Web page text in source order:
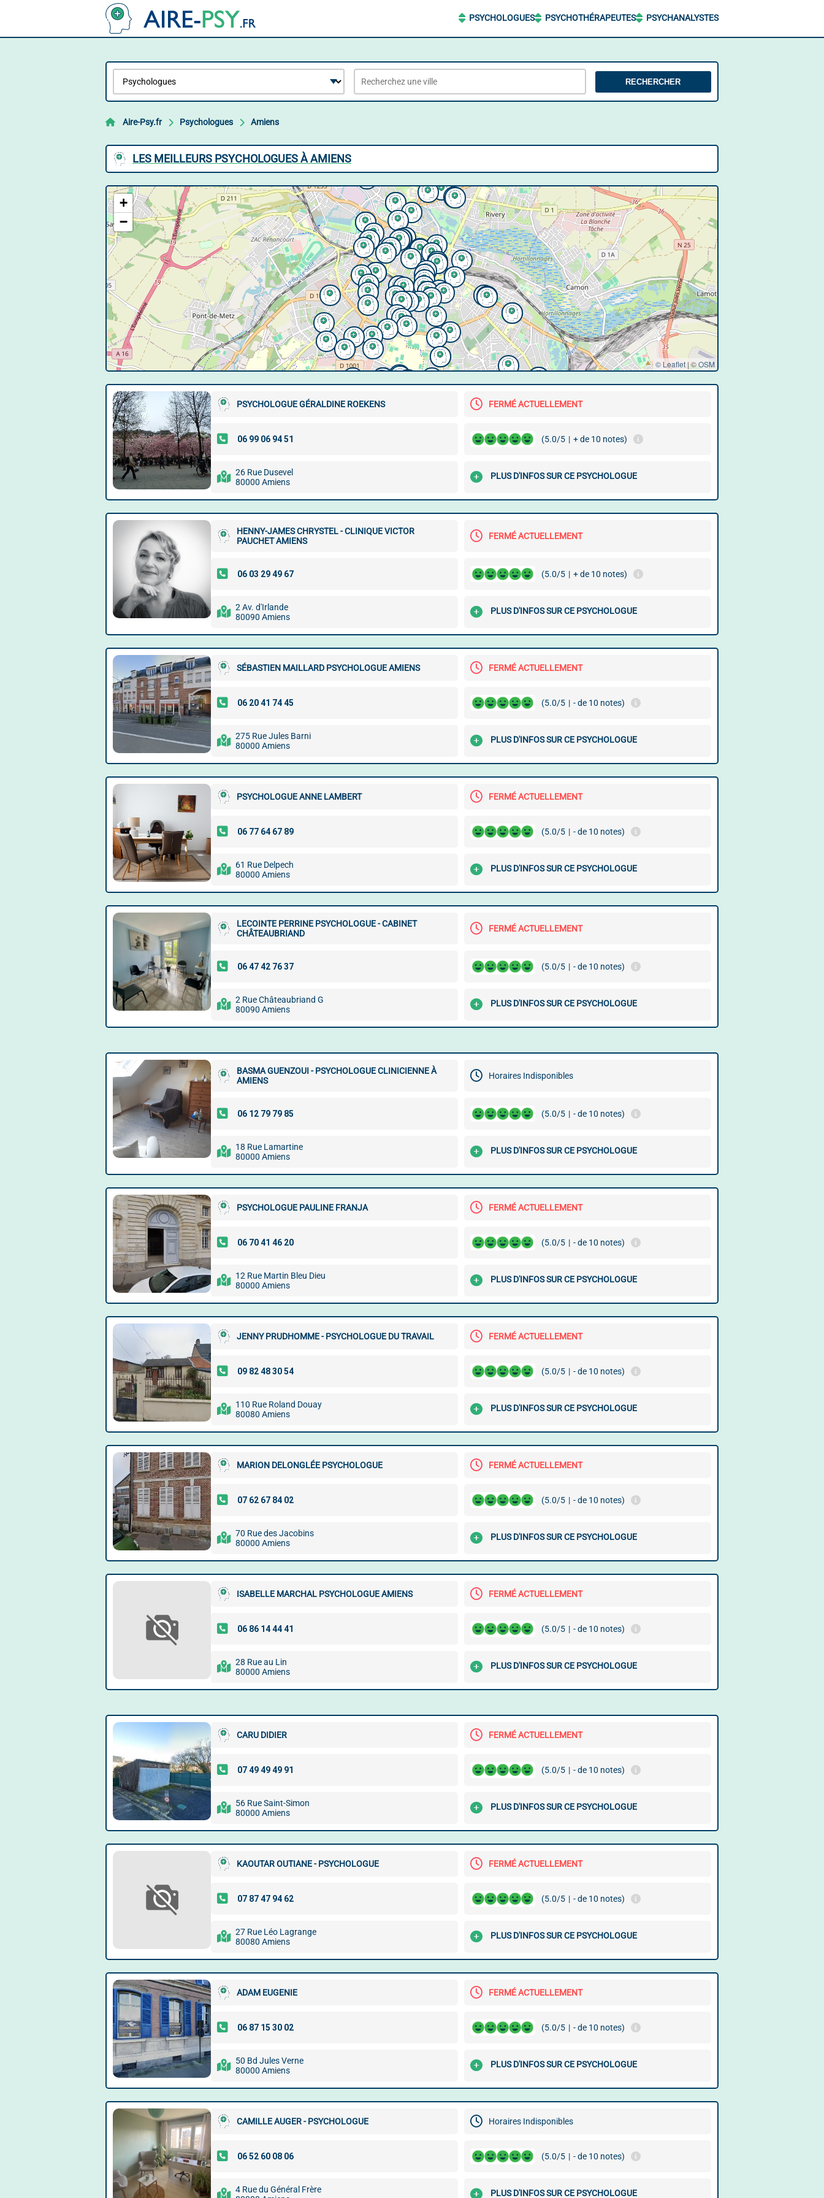
PSYCHOLOGUES PSYCHOTHÉRAPEUTES PSYCHANALYSTES
RECHERCHER
Aire-Psy.fr Psychologues Amiens
LES MEILLEURS PSYCHOLOGUES À AMIENS
+
−
© Leaflet| ©OSM
PSYCHOLOGUE GÉRALDINE ROEKENS FERMÉ ACTUELLEMENT
(5.0/5 | + de 10 notes)
26 Rue Dusevel
80000 Amiens
PLUS D'INFOS SUR CE PSYCHOLOGUE
HENNY-JAMES CHRYSTEL - CLINIQUE VICTOR
PAUCHET AMIENS
FERMÉ ACTUELLEMENT
(5.0/5 | + de 10 notes)
2 Av. d'Irlande
80090 Amiens
PLUS D'INFOS SUR CE PSYCHOLOGUE
SÉBASTIEN MAILLARD PSYCHOLOGUE AMIENS FERMÉ ACTUELLEMENT
(5.0/5 | - de 10 notes)
275 Rue Jules Barni
80000 Amiens
PLUS D'INFOS SUR CE PSYCHOLOGUE
PSYCHOLOGUE ANNE LAMBERT FERMÉ ACTUELLEMENT
(5.0/5 | - de 10 notes)
61 Rue Delpech
80000 Amiens
PLUS D'INFOS SUR CE PSYCHOLOGUE
LECOINTE PERRINE PSYCHOLOGUE - CABINET
CHÂTEAUBRIAND
FERMÉ ACTUELLEMENT
(5.0/5 | - de 10 notes)
2 Rue Châteaubriand G
80090 Amiens
PLUS D'INFOS SUR CE PSYCHOLOGUE
BASMA GUENZOUI - PSYCHOLOGUE CLINICIENNE À
AMIENS
Horaires Indisponibles
(5.0/5 | - de 10 notes)
18 Rue Lamartine
80000 Amiens
PLUS D'INFOS SUR CE PSYCHOLOGUE
PSYCHOLOGUE PAULINE FRANJA FERMÉ ACTUELLEMENT
(5.0/5 | - de 10 notes)
12 Rue Martin Bleu Dieu
80000 Amiens
PLUS D'INFOS SUR CE PSYCHOLOGUE
JENNY PRUDHOMME - PSYCHOLOGUE DU TRAVAIL FERMÉ ACTUELLEMENT
(5.0/5 | - de 10 notes)
110 Rue Roland Douay
80080 Amiens
PLUS D'INFOS SUR CE PSYCHOLOGUE
MARION DELONGLÉE PSYCHOLOGUE FERMÉ ACTUELLEMENT
(5.0/5 | - de 10 notes)
70 Rue des Jacobins
80000 Amiens
PLUS D'INFOS SUR CE PSYCHOLOGUE
ISABELLE MARCHAL PSYCHOLOGUE AMIENS FERMÉ ACTUELLEMENT
(5.0/5 | - de 10 notes)
28 Rue au Lin
80000 Amiens
PLUS D'INFOS SUR CE PSYCHOLOGUE
CARU DIDIER FERMÉ ACTUELLEMENT
(5.0/5 | - de 10 notes)
56 Rue Saint-Simon
80000 Amiens
PLUS D'INFOS SUR CE PSYCHOLOGUE
KAOUTAR OUTIANE - PSYCHOLOGUE FERMÉ ACTUELLEMENT
(5.0/5 | - de 10 notes)
27 Rue Léo Lagrange
80080 Amiens
PLUS D'INFOS SUR CE PSYCHOLOGUE
ADAM EUGENIE FERMÉ ACTUELLEMENT
(5.0/5 | - de 10 notes)
50 Bd Jules Verne
80000 Amiens
PLUS D'INFOS SUR CE PSYCHOLOGUE
CAMILLE AUGER - PSYCHOLOGUE Horaires Indisponibles
(5.0/5 | - de 10 notes)
4 Rue du Général Frère
PLUS D'INFOS SUR CE PSYCHOLOGUE